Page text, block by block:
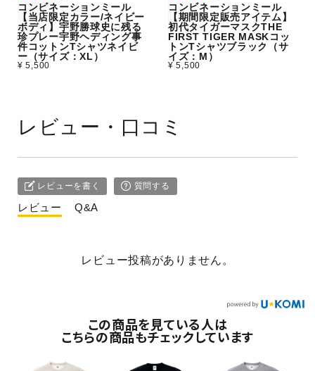
コンビネーションミール
【当店限定カラー/ネイビー
ボディ】宇野勝球史に残る
珍プレー宇野ヘディング事
件コットンTシャツネイビ
ー（サイズ：XL）
¥ 5,500
コンビネーションミール
【期間限定販売アイテム】
初代タイガーマスクTHE
FIRST TIGER MASKコッ
トンTシャツブラック（サ
イズ：M）
¥ 5,500
レビュー・口コミ
レビューを書く 質問する
レビュー Q&A
レビュー投稿がありません。
この商品を見ている人は
こちらの商品もチェックしています